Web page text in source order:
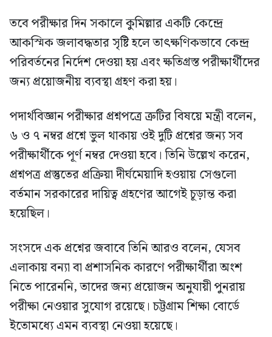
তবে পরীক্ষার দিন সকালে কুমিল্লার একটি কেন্দ্রে
আকস্মিক জলাবদ্ধতার সৃষ্টি হলে তাৎক্ষণিকভাবে কেন্দ্র
পরিবর্তনের নির্দেশ দেওয়া হয় এবং ক্ষতিগ্রস্ত পরীক্ষার্থীদের
জন্য প্রয়োজনীয় ব্যবস্থা গ্রহণ করা হয়।
পদার্থবিজ্ঞান পরীক্ষার প্রশ্নপত্রে ত্রুটির বিষয়ে মন্ত্রী বলেন,
৬ ও ৭ নম্বর প্রশ্নে ভুল থাকায় ওই দুটি প্রশ্নের জন্য সব
পরীক্ষার্থীকে পূর্ণ নম্বর দেওয়া হবে। তিনি উল্লেখ করেন,
প্রশ্নপত্র প্রস্তুতের প্রক্রিয়া দীর্ঘমেয়াদি হওয়ায় সেগুলো
বর্তমান সরকারের দায়িত্ব গ্রহণের আগেই চূড়ান্ত করা
হয়েছিল।
সংসদে এক প্রশ্নের জবাবে তিনি আরও বলেন, যেসব
এলাকায় বন্যা বা প্রশাসনিক কারণে পরীক্ষার্থীরা অংশ
নিতে পারেননি, তাদের জন্য প্রয়োজন অনুযায়ী পুনরায়
পরীক্ষা নেওয়ার সুযোগ রয়েছে। চট্টগ্রাম শিক্ষা বোর্ডে
ইতোমধ্যে এমন ব্যবস্থা নেওয়া হয়েছে।